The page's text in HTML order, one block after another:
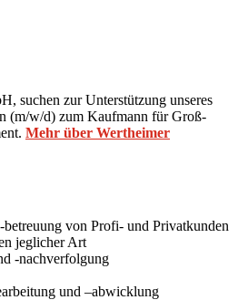
suchen zur Unterstützung unseres
(m/w/d) zum Kaufmann für Groß-
Mehr über Wertheimer
von Profi- und Privatkunden
jeglicher Art
-nachverfolgung
und –abwicklung